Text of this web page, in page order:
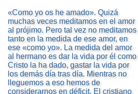
«Como yo os he amado». Quizá
muchas veces meditamos en el amor
al prójimo. Pero tal vez no meditamos
tanto en la medida de ese amor, en
ese «como yo». La medida del amor
al hermano es dar la vida por él como
Cristo la ha dado, gastar la vida por
los demás día tras día. Mientras no
lleguemos a eso hemos de
considerarnos en déficit. El cristiano